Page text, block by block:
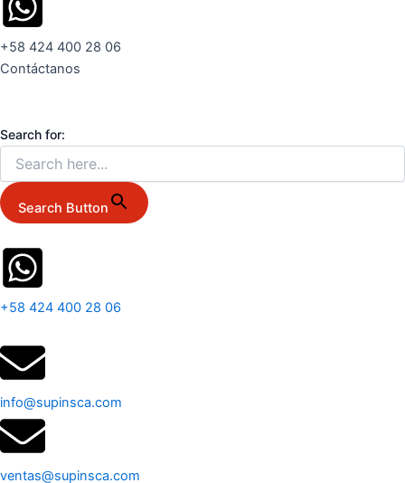
+58 424 400 28 06
Contáctanos
Search for:
Search Button
+58 424 400 28 06
info@supinsca.com
ventas@supinsca.com